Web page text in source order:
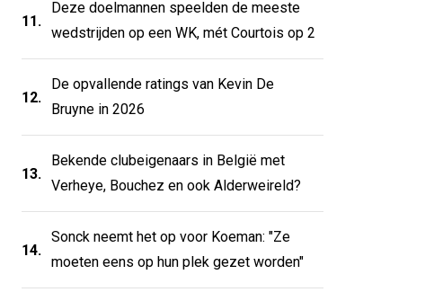
11.
Deze doelmannen speelden de meeste
wedstrijden op een WK, mét Courtois op 2
12.
De opvallende ratings van Kevin De
Bruyne in 2026
13.
Bekende clubeigenaars in België met
Verheye, Bouchez en ook Alderweireld?
14.
Sonck neemt het op voor Koeman: "Ze
moeten eens op hun plek gezet worden"